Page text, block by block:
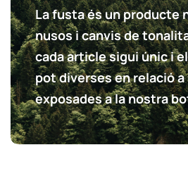
La fusta és un producte
nusos i canvis de
cada article sigui únic i
pot diverses en relació
exposades a la nostra